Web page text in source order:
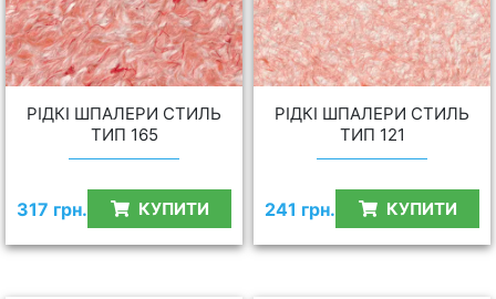
РІДКІ ШПАЛЕРИ СТИЛЬ
ТИП 165
317 грн. КУПИТИ
РІДКІ ШПАЛЕРИ СТИЛЬ
ТИП 121
241 грн. КУПИТИ